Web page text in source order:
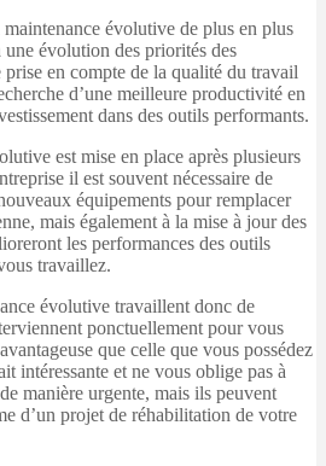
évolutive de plus en plus
évolution des priorités des
en compte de la qualité du travail
d’une meilleure productivité en
dans des outils performants.
est mise en place après plusieurs
il est souvent nécessaire de
équipements pour remplacer
mais également à la mise à jour des
les performances des outils
travaillez.
évolutive travaillent donc de
ponctuellement pour vous
que celle que vous possédez
intéressante et ne vous oblige pas à
manière urgente, mais ils peuvent
d’un projet de réhabilitation de votre